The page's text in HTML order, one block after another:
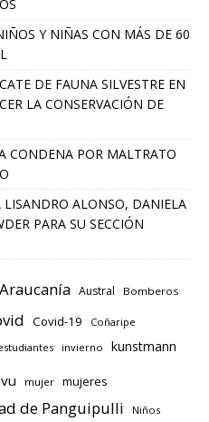
Y NIÑAS CON MÁS DE 60
DE FAUNA SILVESTRE EN
LA CONSERVACIÓN DE
CONDENA POR MALTRATO
ALONSO, DANIELA
PARA SU SECCIÓN
Araucanía Austral Bomberos
Covid-19 Coñaripe
invierno kunstmann
mujer mujeres
de Panguipulli Niños